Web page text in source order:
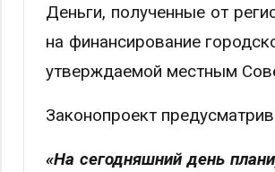
Деньги, полученные от
на финансирование
утверждаемой местным
Законопроект
«На сегодняшний день